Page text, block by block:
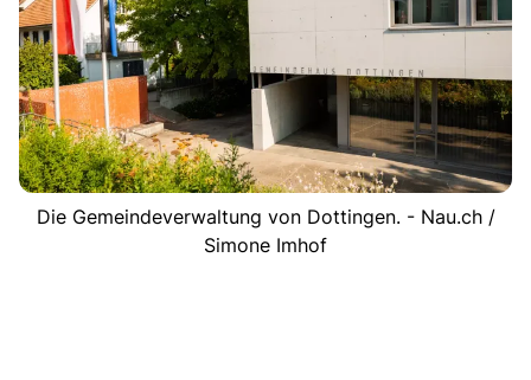
Die Gemeindeverwaltung von Dottingen. - Nau.ch /
Simone Imhof